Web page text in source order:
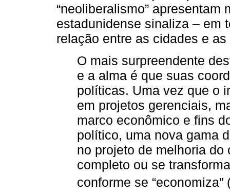
“neoliberalismo”
estadunidense sinaliza – em
relação entre as cidades e
O mais surpreendente
e a alma é que suas
políticas. Uma vez que o
em projetos gerenciais,
marco econômico e fins
político, uma nova gama
no projeto de melhoria
completo ou se
conforme se “economiza”